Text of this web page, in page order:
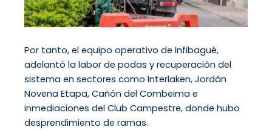
Por tanto, el equipo operativo de Infibagué,
adelantó la labor de podas y recuperación del
sistema en sectores como Interlaken, Jordán
Novena Etapa, Cañón del Combeima e
inmediaciones del Club Campestre, donde hubo
desprendimiento de ramas.